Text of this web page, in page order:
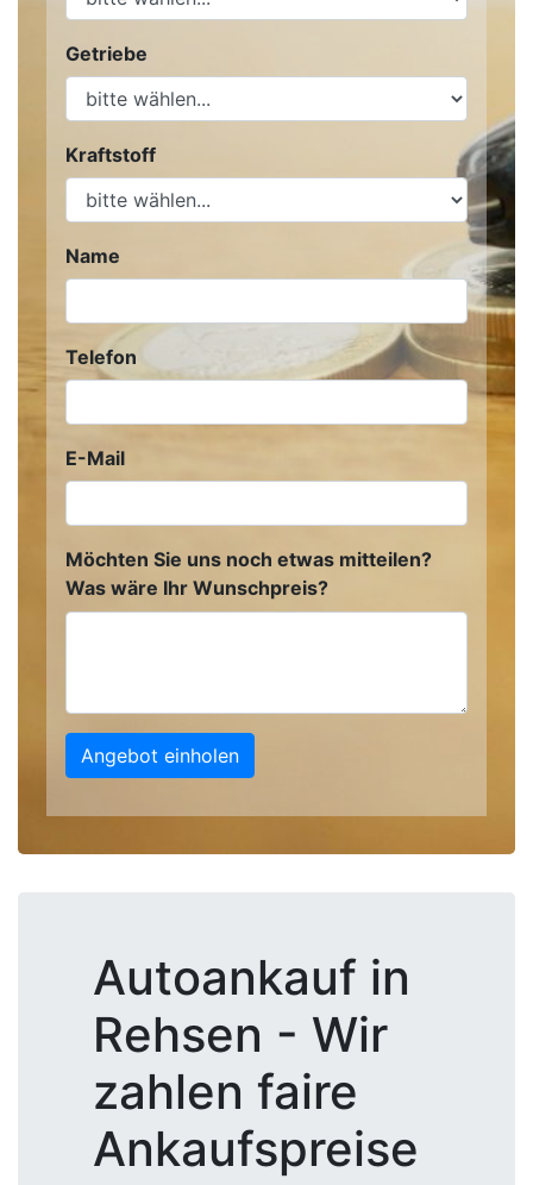
Getriebe
Kraftstoff
Name
Telefon
E-Mail
Möchten Sie uns noch etwas mitteilen?
Was wäre Ihr Wunschpreis?
Angebot einholen
Autoankauf in
Rehsen - Wir
zahlen faire
Ankaufspreise